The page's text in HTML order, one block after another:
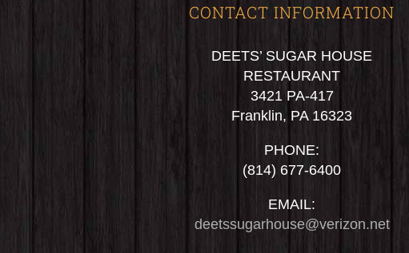
CONTACT INFORMATION
DEETS’ SUGAR HOUSE
RESTAURANT
3421 PA-417
Franklin, PA 16323
PHONE:
(814) 677-6400
EMAIL:
deetssugarhouse@verizon.net